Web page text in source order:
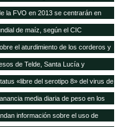
la FVO en 2013 se centrarán en
el transporte
de maíz, según el CIC
el aturdimiento de los corderos y
de Telde, Santa Lucía y
«libre del serotipo 8» del virus de
media diaria de peso en los
información sobre el uso de